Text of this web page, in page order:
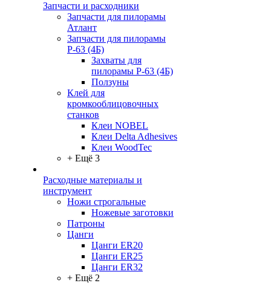
Запчасти и расходники
Запчасти для пилорамы
Атлант
Запчасти для пилорамы
Р-63 (4Б)
Захваты для
пилорамы Р-63 (4Б)
Ползуны
Клей для
кромкооблицовочных
станков
Клеи NOBEL
Клеи Delta Adhesives
Клеи WoodTec
+ Ещё 3
Расходные материалы и
инструмент
Ножи строгальные
Ножевые заготовки
Патроны
Цанги
Цанги ER20
Цанги ER25
Цанги ER32
+ Ещё 2